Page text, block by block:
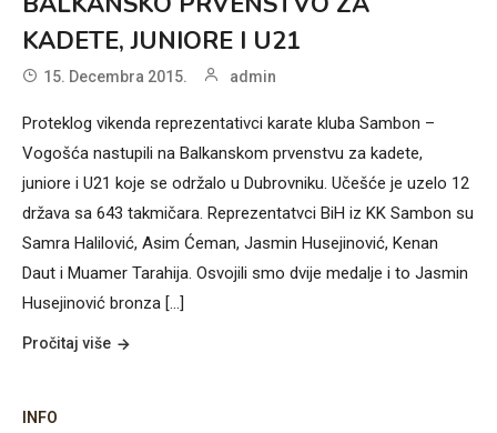
KADETE, JUNIORE I U21
15. Decembra 2015. admin
Proteklog vikenda reprezentativci karate kluba Sambon –
Vogošća nastupili na Balkanskom prvenstvu za kadete,
juniore i U21 koje se održalo u Dubrovniku. Učešće je uzelo 12
država sa 643 takmičara. Reprezentatvci BiH iz KK Sambon su
Samra Halilović, Asim Ćeman, Jasmin Husejinović, Kenan
Daut i Muamer Tarahija. Osvojili smo dvije medalje i to Jasmin
Husejinović bronza [...]
Pročitaj više
INFO